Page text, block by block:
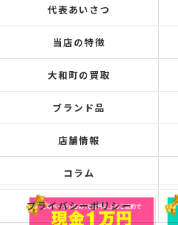
代表あいさつ
当店の特徴
大和町の買取
ブランド品
店舗情報
コラム
プライバシーポリシー